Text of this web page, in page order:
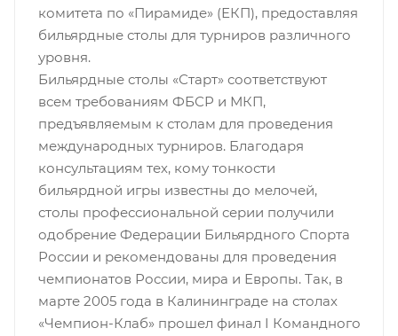
комитета по «Пирамиде» (ЕКП), предоставляя
бильярдные столы для турниров различного
уровня.
Бильярдные столы «Старт» соответствуют
всем требованиям ФБСР и МКП,
предъявляемым к столам для проведения
международных турниров. Благодаря
консультациям тех, кому тонкости
бильярдной игры известны до мелочей,
столы профессиональной серии получили
одобрение Федерации Бильярдного Спорта
России и рекомендованы для проведения
чемпионатов России, мира и Европы. Так, в
марте 2005 года в Калининграде на столах
«Чемпион-Клаб» прошел финал I Командного